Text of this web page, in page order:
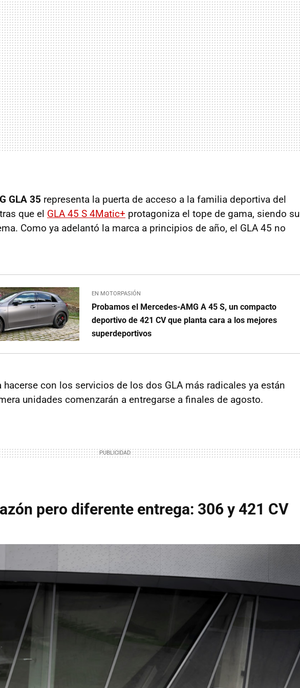
GLA 35 representa la puerta de acceso a la familia deportiva del
que el GLA 45 S 4Matic+ protagoniza el tope de gama, siendo su
Como ya adelantó la marca a principios de año, el GLA 45 no
EN MOTORPASIÓN
Probamos el Mercedes-AMG A 45 S, un compacto
deportivo de 421 CV que planta cara a los mejores
superdeportivos
hacerse con los servicios de los dos GLA más radicales ya están
unidades comenzarán a entregarse a finales de agosto.
pero diferente entrega: 306 y 421 CV